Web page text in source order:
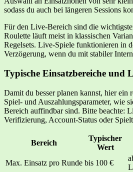
sodass du auch bei längeren Sessions
Für den Live-Bereich sind die
Roulette läuft meist in klassischen
Regelsets. Live-Spiele funktionieren in
Verzögerung, wenn du mit stabiler
Typische Einsatzbereiche und
Damit du besser planen kannst, hier ein
Spiel- und Auszahlungsparameter, wie
Bereich auffindbar sind. Bitte beachte:
Verifizierung, Account-Status oder
Bereich
Typischer
Wert
Max. Einsatz pro Runde bis 100 €